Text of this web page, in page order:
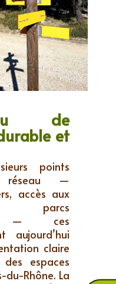
de
et
points
réseau —
accès aux
parcs
— ces
aujourd’hui
claire
espaces
du-Rhône. La